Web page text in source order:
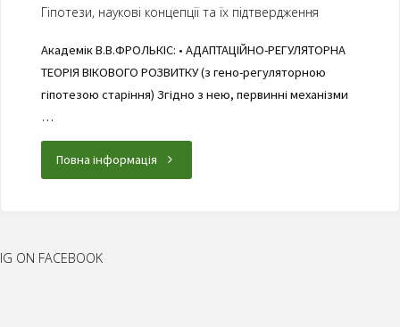
Гіпотези, наукові концепції та їх підтвердження
Академік В.В.ФРОЛЬКІС: • АДАПТАЦІЙНО-РЕГУЛЯТОРНА
ТЕОРІЯ ВІКОВОГО РОЗВИТКУ (з гено-регуляторною
гіпотезою старіння) Згідно з нею, первинні механізми
…
Повна інформація"Гіпотези,
IG ON FACEBOOK